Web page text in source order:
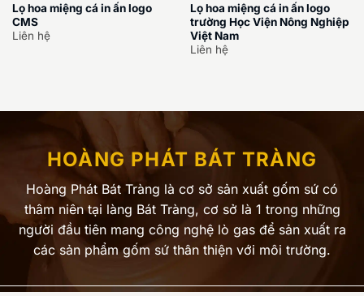
Lọ hoa miệng cá in ấn logo
CMS
Liên hệ
Lọ hoa miệng cá in ấn logo
trường Học Viện Nông Nghiệp
Việt Nam
Liên hệ
HOÀNG PHÁT BÁT TRÀNG
Hoàng Phát Bát Tràng là cơ sở sản xuất gốm sứ có
thâm niên tại làng Bát Tràng, cơ sở là 1 trong những
người đầu tiên mang công nghệ lò gas để sản xuất ra
các sản phẩm gốm sứ thân thiện với môi trường.